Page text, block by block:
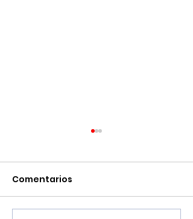
Comentarios